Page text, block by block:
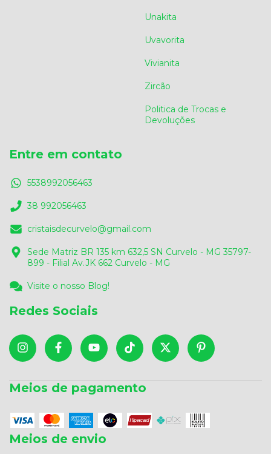
Unakita
Uvavorita
Vivianita
Zircão
Politica de Trocas e
Devoluções
Entre em contato
5538992056463
38 992056463
cristaisdecurvelo@gmail.com
Sede Matriz BR 135 km 632,5 SN Curvelo - MG 35797-
899 - Filial Av.JK 662 Curvelo - MG
Visite o nosso Blog!
Redes Sociais
Meios de pagamento
Meios de envio